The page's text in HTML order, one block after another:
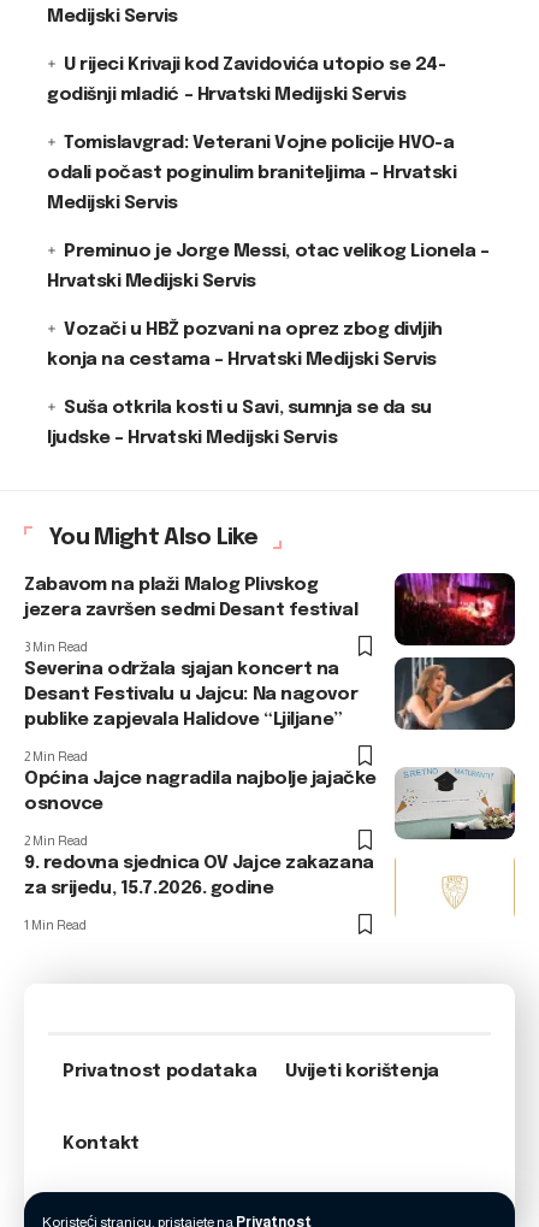
Koristeći stranicu, pristajete na Privatnost
Medijski Servis
U rijeci Krivaji kod Zavidovića utopio se 24-
godišnji mladić – Hrvatski Medijski Servis
Tomislavgrad: Veterani Vojne policije HVO-a
odali počast poginulim braniteljima – Hrvatski
Medijski Servis
Preminuo je Jorge Messi, otac velikog Lionela –
Hrvatski Medijski Servis
Vozači u HBŽ pozvani na oprez zbog divljih
konja na cestama – Hrvatski Medijski Servis
Suša otkrila kosti u Savi, sumnja se da su
ljudske – Hrvatski Medijski Servis
You Might Also Like
Zabavom na plaži Malog Plivskog
jezera završen sedmi Desant festival
3 Min Read
Severina održala sjajan koncert na
Desant Festivalu u Jajcu: Na nagovor
publike zapjevala Halidove “Ljiljane”
2 Min Read
Općina Jajce nagradila najbolje jajačke
osnovce
2 Min Read
9. redovna sjednica OV Jajce zakazana
za srijedu, 15.7.2026. godine
1 Min Read
Privatnost podataka Uvijeti korištenja
Kontakt